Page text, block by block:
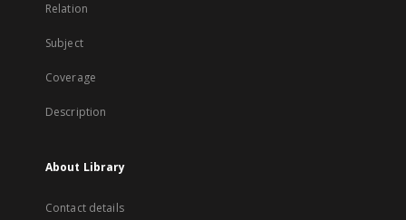
Relation
Subject
Coverage
Description
About Library
Contact details